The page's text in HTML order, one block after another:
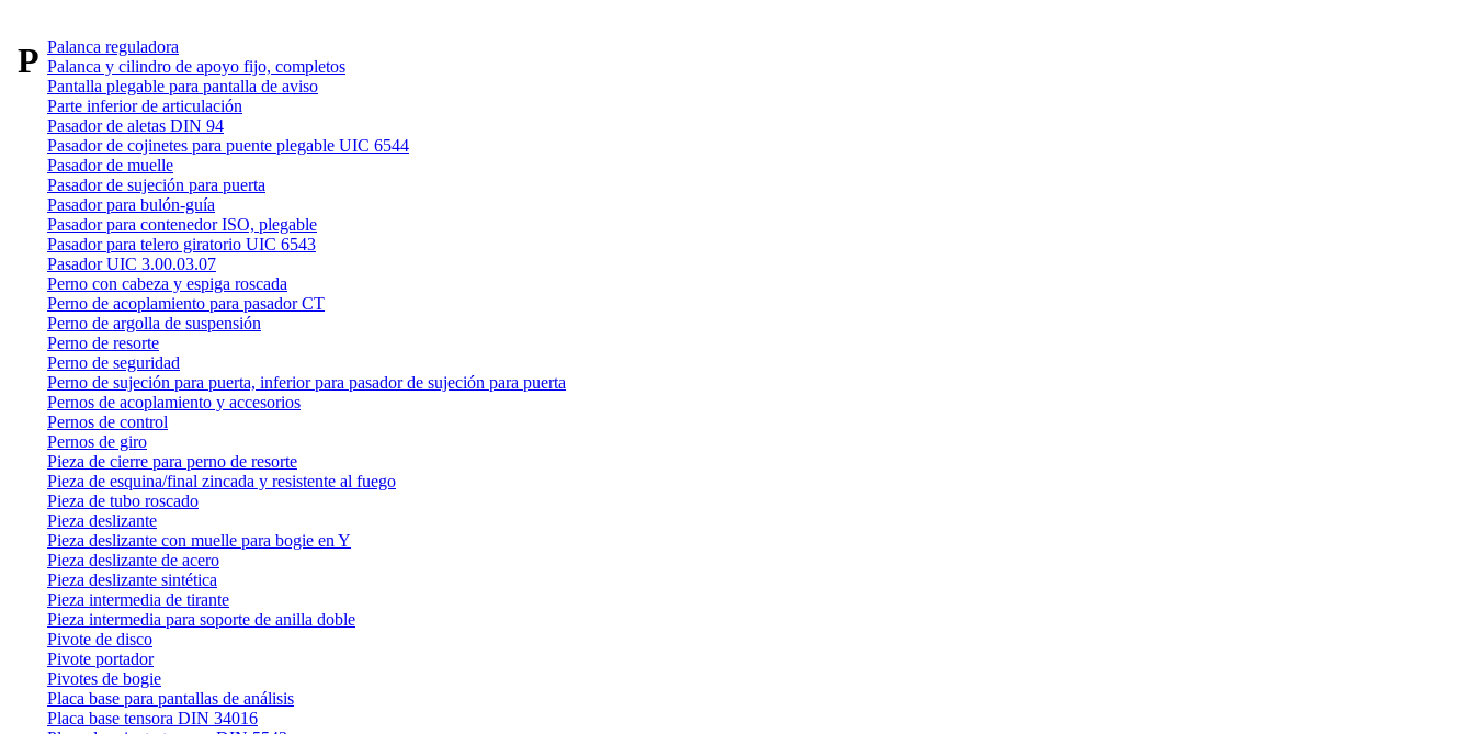
PPalanca reguladora
Palanca y cilindro de apoyo fijo, completos
Pantalla plegable para pantalla de aviso
Parte inferior de articulación
Pasador de aletas DIN 94
Pasador de cojinetes para puente plegable UIC 6544
Pasador de muelle
Pasador de sujeción para puerta
Pasador para bulón-guía
Pasador para contenedor ISO, plegable
Pasador para telero giratorio UIC 6543
Pasador UIC 3.00.03.07
Perno con cabeza y espiga roscada
Perno de acoplamiento para pasador CT
Perno de argolla de suspensión
Perno de resorte
Perno de seguridad
Perno de sujeción para puerta, inferior para pasador de sujeción para puerta
Pernos de acoplamiento y accesorios
Pernos de control
Pernos de giro
Pieza de cierre para perno de resorte
Pieza de esquina/final zincada y resistente al fuego
Pieza de tubo roscado
Pieza deslizante
Pieza deslizante con muelle para bogie en Y
Pieza deslizante de acero
Pieza deslizante sintética
Pieza intermedia de tirante
Pieza intermedia para soporte de anilla doble
Pivote de disco
Pivote portador
Pivotes de bogie
Placa base para pantallas de análisis
Placa base tensora DIN 34016